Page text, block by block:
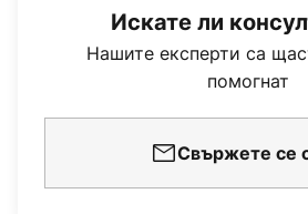
Искате ли
Нашите експерти са
помогнат
Свържете се